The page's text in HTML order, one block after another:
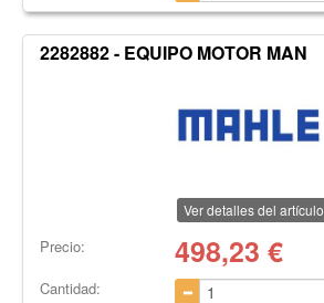
2282882 - EQUIPO MOTOR MAN
Ver detalles del artículo
Precio: 498,23 €
Cantidad: